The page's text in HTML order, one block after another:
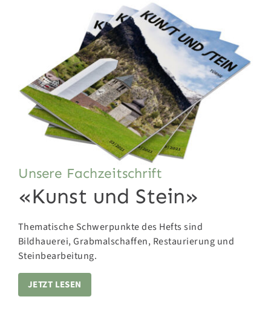
Unsere Fachzeitschrift
«Kunst und Stein»
Thematische Schwerpunkte des Hefts sind
Bildhauerei, Grabmalschaffen, Restaurierung und
Steinbearbeitung.
JETZT LESEN